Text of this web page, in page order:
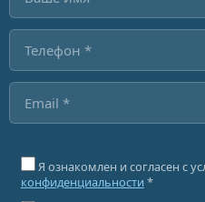
Я ознакомлен и согласен с
конфиденциальности *